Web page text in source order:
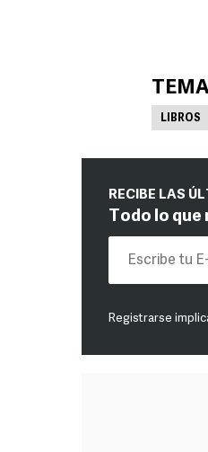
LIBROS
RECIBE LAS
Todo lo
Registrarse